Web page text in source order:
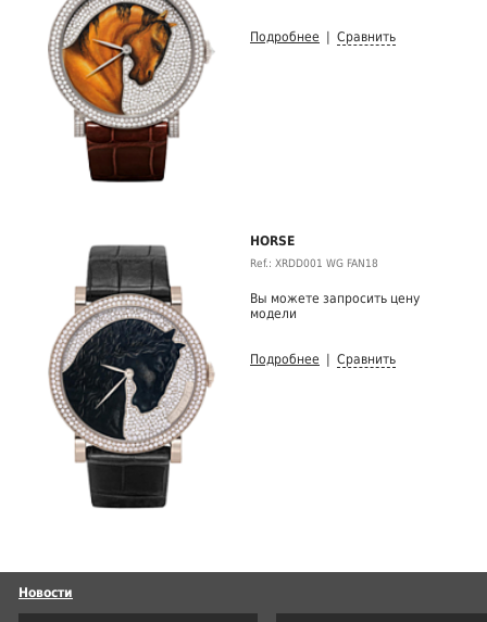
Подробнее Сравнить
HORSE
Ref.: XRDD001 WG FAN18
Вы можете запросить цену
модели
Подробнее Сравнить
Новости